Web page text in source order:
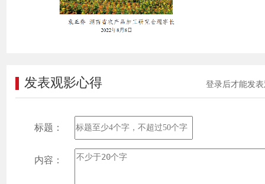
登录后才能发
发表观影心得
标题：
内容：